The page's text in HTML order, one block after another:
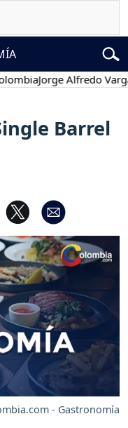
Jorge Alfredo Vargas
Barrel
- Gastronomía